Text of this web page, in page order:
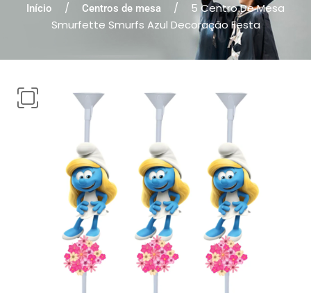
Início Centros de mesa
5 Centro De Mesa
Smurfette Smurfs Azul Decoração Festa